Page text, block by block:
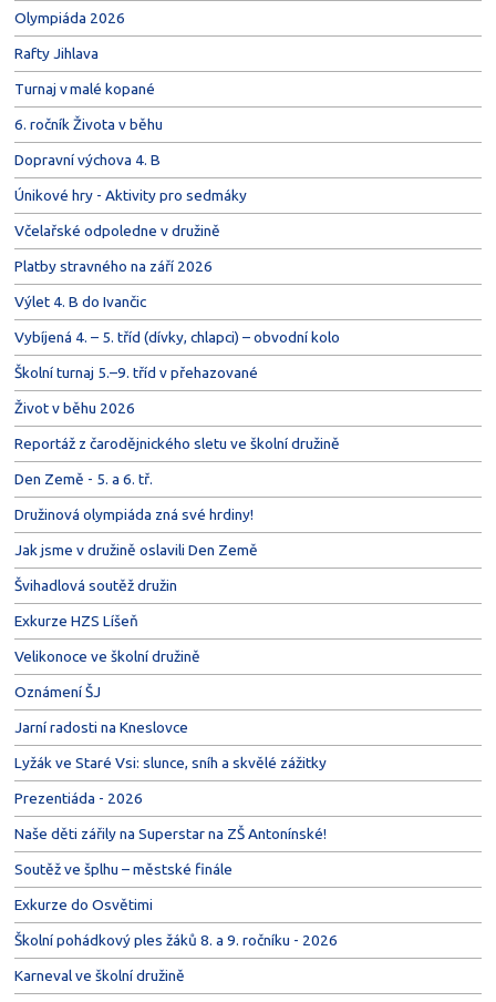
Olympiáda 2026
Rafty Jihlava
Turnaj v malé kopané
6. ročník Života v běhu
Dopravní výchova 4. B
Únikové hry - Aktivity pro sedmáky
Včelařské odpoledne v družině
Platby stravného na září 2026
Výlet 4. B do Ivančic
Vybíjená 4. – 5. tříd (dívky, chlapci) – obvodní kolo
Školní turnaj 5.–9. tříd v přehazované
Život v běhu 2026
Reportáž z čarodějnického sletu ve školní družině
Den Země - 5. a 6. tř.
Družinová olympiáda zná své hrdiny!
Jak jsme v družině oslavili Den Země
Švihadlová soutěž družin
Exkurze HZS Líšeň
Velikonoce ve školní družině
Oznámení ŠJ
Jarní radosti na Kneslovce
Lyžák ve Staré Vsi: slunce, sníh a skvělé zážitky
Prezentiáda - 2026
Naše děti zářily na Superstar na ZŠ Antonínské!
Soutěž ve šplhu – městské finále
Exkurze do Osvětimi
Školní pohádkový ples žáků 8. a 9. ročníku - 2026
Karneval ve školní družině